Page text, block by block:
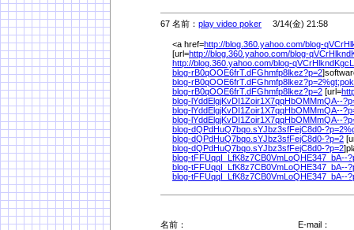
67 名前： play video poker 3/14(金) 21:58
<a href=http://blog.360.yahoo.com/blog-
[url=http://blog.360.yahoo.com/blog-
http://blog.360.yahoo.com/blog-
blog-rB0qOOE6frT.dFGhmfp8lkez?p=2
blog-rB0qOOE6frT.dFGhmfp8lkez?p=2%
blog-rB0qOOE6frT.dFGhmfp8lkez?p=2 [url=
blog-lYddElgjKvDI1Zoir1X7qqHbOMMmQA--
blog-lYddElgjKvDI1Zoir1X7qqHbOMMmQA--
blog-lYddElgjKvDI1Zoir1X7qqHbOMMmQA--
blog-dQPdHuQ7bqo.sYJbz3sfFejC8d0-?p=2%
blog-dQPdHuQ7bqo.sYJbz3sfFejC8d0-?p=2
blog-dQPdHuQ7bqo.sYJbz3sfFejC8d0-?p=2
blog-tFFUqqI_LfK8z7CB0VmLoQHE347_bA--
blog-tFFUqqI_LfK8z7CB0VmLoQHE347_bA--
blog-tFFUqqI_LfK8z7CB0VmLoQHE347_bA--
名前： E-mail：